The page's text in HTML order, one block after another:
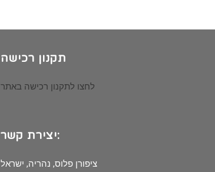
תקנון רכישה
לחצו לתקנון רכישה באתר
יצירת קשר:
ציפורן פלוס, נהריה, ישראל